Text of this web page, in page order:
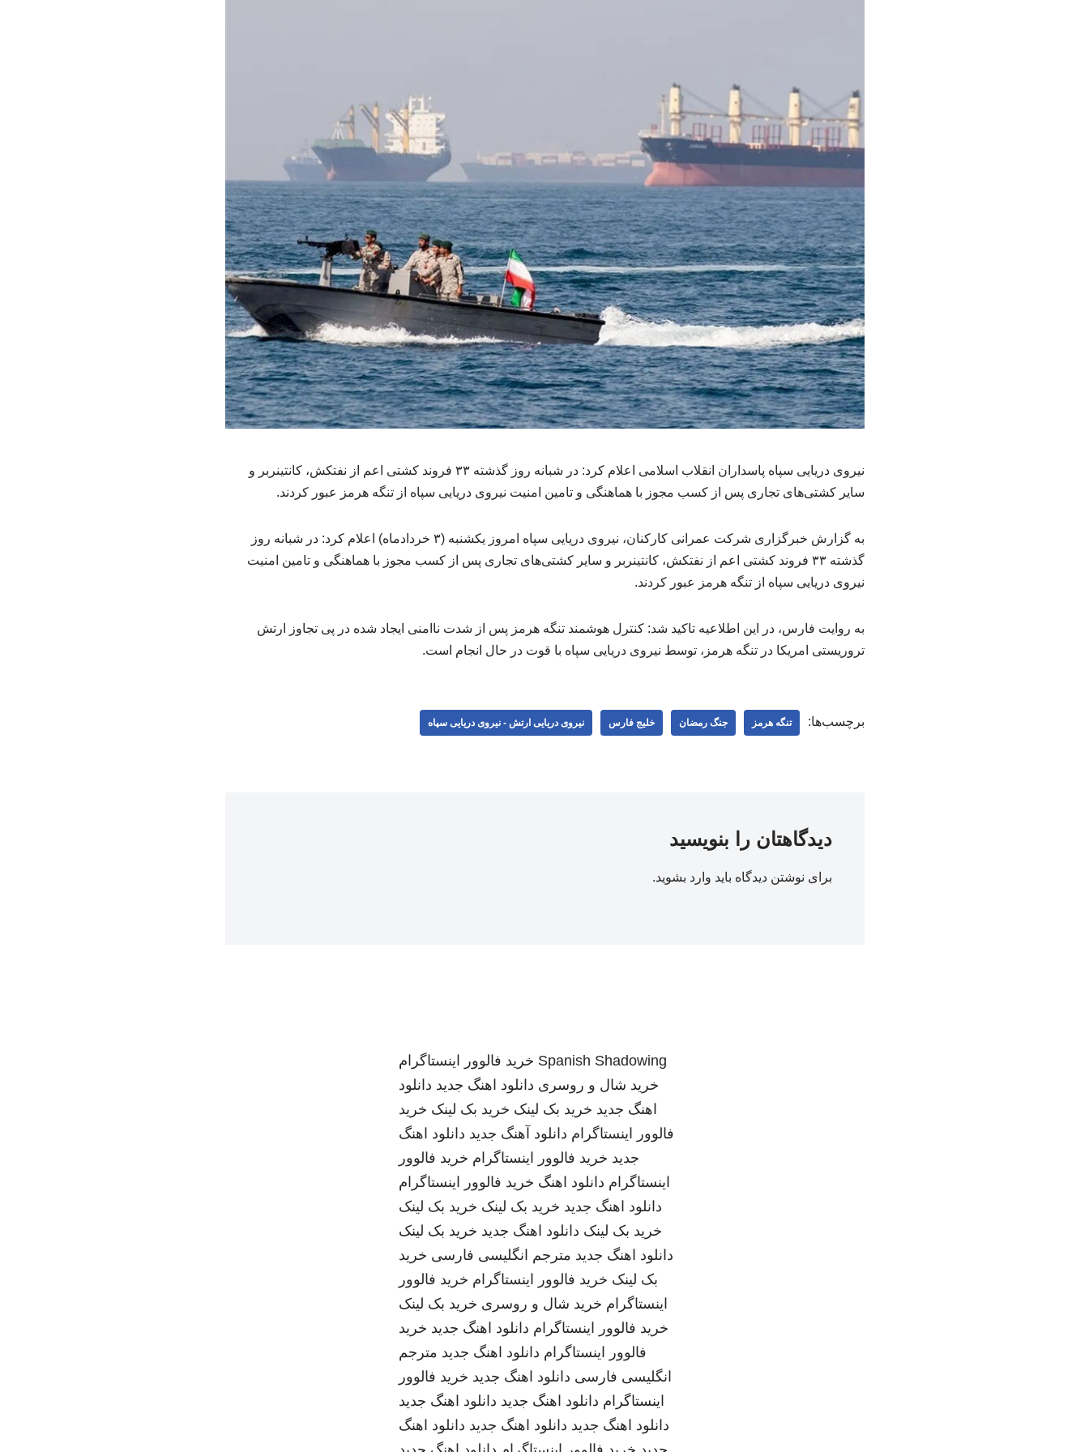
نیروی دریایی سپاه پاسداران انقلاب اسلامی اعلام کرد: در شبانه روز گذشته ۳۳ فروند کشتی اعم از نفتکش، کانتینربر و
سایر کشتی‌های تجاری پس از کسب مجوز با هماهنگی و تامین امنیت نیروی دریایی سپاه از تنگه هرمز عبور کردند.
به گزارش خبرگزاری شرکت عمرانی کارکنان، نیروی دریایی سپاه امروز یکشنبه (۳ خردادماه) اعلام کرد: در شبانه روز
گذشته ۳۳ فروند کشتی اعم از نفتکش، کانتینربر و سایر کشتی‌های تجاری پس از کسب مجوز با هماهنگی و تامین امنیت
نیروی دریایی سپاه از تنگه هرمز عبور کردند.
به روایت فارس، در این اطلاعیه تاکید شد: کنترل هوشمند تنگه هرمز پس از شدت ناامنی ایجاد شده در پی تجاوز ارتش
تروریستی امریکا در تنگه هرمز، توسط نیروی دریایی سپاه با قوت در حال انجام است.
برچسب‌ها: تنگه هرمز جنگ رمضان خلیج فارس نیروی دریایی ارتش - نیروی دریایی سپاه
دیدگاهتان را بنویسید
برای نوشتن دیدگاه باید وارد بشوید.
Spanish Shadowing خرید فالوور اینستاگرام
خرید شال و روسری دانلود اهنگ جدید دانلود
اهنگ جدید خرید بک لینک خرید بک لینک خرید
فالوور اینستاگرام دانلود آهنگ جدید دانلود اهنگ
جدید خرید فالوور اینستاگرام خرید فالوور
اینستاگرام دانلود اهنگ خرید فالوور اینستاگرام
دانلود اهنگ جدید خرید بک لینک خرید بک لینک
خرید بک لینک دانلود اهنگ جدید خرید بک لینک
دانلود اهنگ جدید مترجم انگلیسی فارسی خرید
بک لینک خرید فالوور اینستاگرام خرید فالوور
اینستاگرام خرید شال و روسری خرید بک لینک
خرید فالوور اینستاگرام دانلود اهنگ جدید خرید
فالوور اینستاگرام دانلود اهنگ جدید مترجم
انگلیسی فارسی دانلود اهنگ جدید خرید فالوور
اینستاگرام دانلود اهنگ جدید دانلود اهنگ جدید
دانلود اهنگ جدید دانلود اهنگ جدید دانلود اهنگ